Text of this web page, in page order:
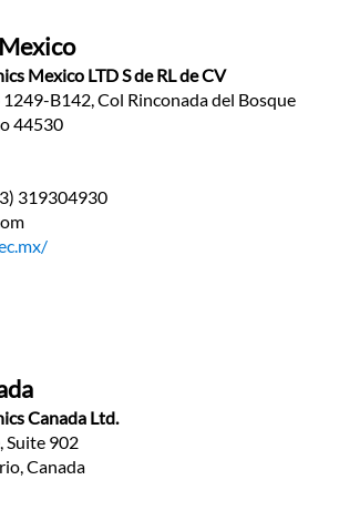
Mexico LTD S de RL de CV
B142, Col Rinconada del Bosque
44530
319304930
Canada Ltd.
Suite 902
Canada